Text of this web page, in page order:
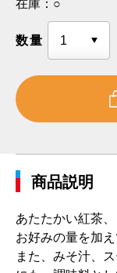
在庫： ○
数量
商品説明
あたたかい紅茶
お好みの量を加
また、みそ汁、